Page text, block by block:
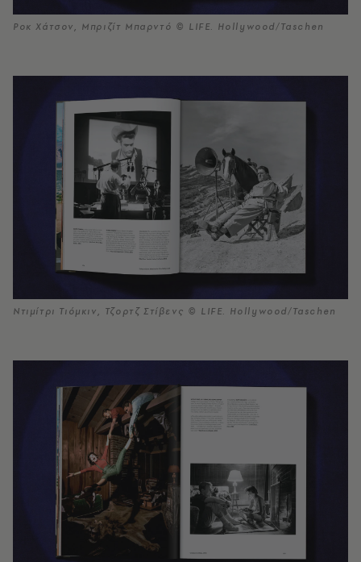
Ροκ Χάτσον, Μπριζίτ Μπαρντό © LIFE. Hollywood/Taschen
Ντιμίτρι Τιόμκιν, Τζορτζ Στίβενς © LIFE. Hollywood/Taschen